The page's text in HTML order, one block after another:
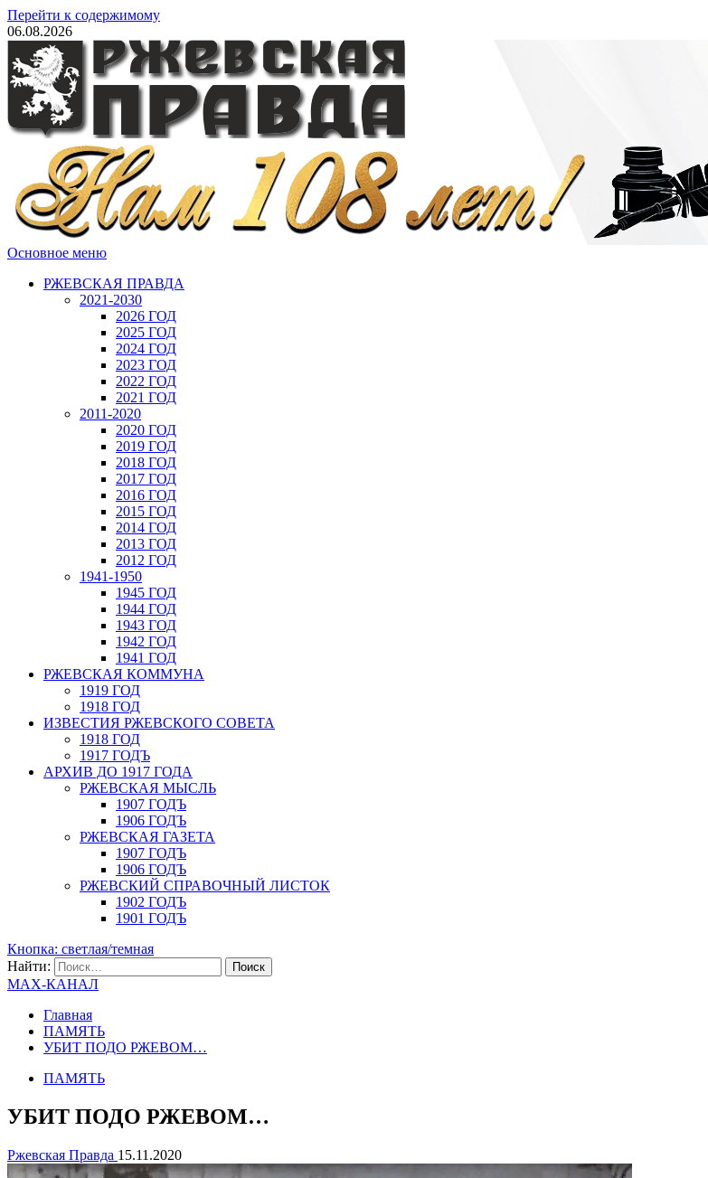
Перейти к содержимому
06.08.2026
Основное меню
РЖЕВСКАЯ ПРАВДА
2021-2030
2026 ГОД
2025 ГОД
2024 ГОД
2023 ГОД
2022 ГОД
2021 ГОД
2011-2020
2020 ГОД
2019 ГОД
2018 ГОД
2017 ГОД
2016 ГОД
2015 ГОД
2014 ГОД
2013 ГОД
2012 ГОД
1941-1950
1945 ГОД
1944 ГОД
1943 ГОД
1942 ГОД
1941 ГОД
РЖЕВСКАЯ КОММУНА
1919 ГОД
1918 ГОД
ИЗВЕСТИЯ РЖЕВСКОГО СОВЕТА
1918 ГОД
1917 ГОДЪ
АРХИВ ДО 1917 ГОДА
РЖЕВСКАЯ МЫСЛЬ
1907 ГОДЪ
1906 ГОДЪ
РЖЕВСКАЯ ГАЗЕТА
1907 ГОДЪ
1906 ГОДЪ
РЖЕВСКИЙ СПРАВОЧНЫЙ ЛИСТОК
1902 ГОДЪ
1901 ГОДЪ
Кнопка: светлая/темная
Найти:
MAX-КАНАЛ
Главная
ПАМЯТЬ
УБИТ ПОДО РЖЕВОМ…
ПАМЯТЬ
УБИТ ПОДО РЖЕВОМ…
Ржевская Правда 15.11.2020